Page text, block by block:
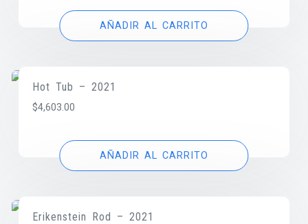
AÑADIR AL CARRITO
Hot Tub – 2021
$4,603.00
AÑADIR AL CARRITO
Erikenstein Rod – 2021